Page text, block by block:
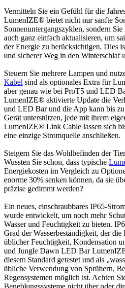
Vermitteln Sie ein Gefühl für die
LumenIZE® bietet nicht nur sanfte
Sonnenuntergangszyklen, sondern
auch ganz einfach aktualisieren, um
der Energie zu berücksichtigen. Dies
und sicherer Weg in den Winterschlaf
Steuern Sie mehrere Lampen und
Kabel sind als optionales Extra für
aber genau wie bei ProT5 und LED
LumenIZE® aktivierte Update die
und LED Bar und die App kann bis
Gerät unterstützen, jede mit ihrem
LumenIZE® Link Cable lassen sich
eine einzige Stromquelle anschließen.
Steigern Sie das Wohlbefinden der
Wussten Sie schon, dass typische
Energiekosten im Vergleich zu
enorme 30% senken können, da sie
präzise gedimmt werden?
Ein neues, einschraubbares IP65-
wurde entwickelt, um noch mehr
Wasser und Feuchtigkeit zu bieten.
Grad der Wasserbeständigkeit, der
üblicher Feuchtigkeit, Kondensation
und Jungle Dawn LED Bar
diesem Standard getestet und als
übliche Verwendung von Sprühern,
Regensystemen möglich ist. Achten